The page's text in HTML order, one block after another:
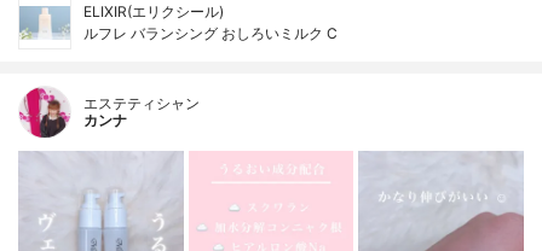
ELIXIR(エリクシール)
ルフレ バランシング おしろいミルク C
エステティシャン
カンナ